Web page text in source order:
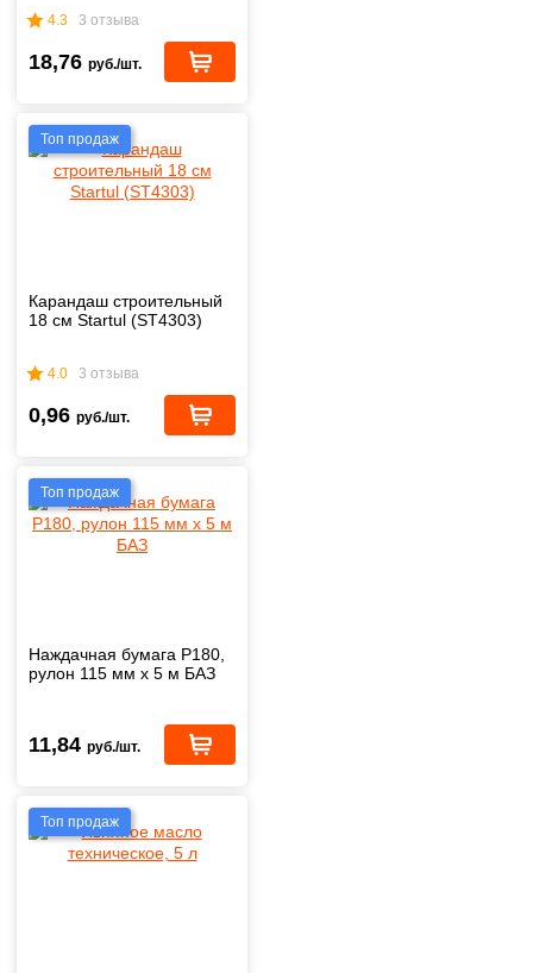
4.3 3 отзыва
18,76 руб./шт.
Топ продаж
Карандаш строительный
18 см Startul (ST4303)
4.0 3 отзыва
0,96 руб./шт.
Топ продаж
Наждачная бумага Р180,
рулон 115 мм х 5 м БАЗ
11,84 руб./шт.
Топ продаж